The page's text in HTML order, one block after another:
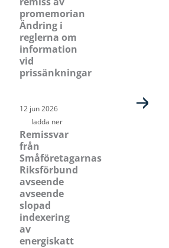
promemorian
Ändring i
reglerna om
information
vid
prissänkningar
12 jun 2026
ladda ner
Remissvar
från
Småföretagarnas
Riksförbund
avseende
avseende
slopad
indexering
av
energiskatt